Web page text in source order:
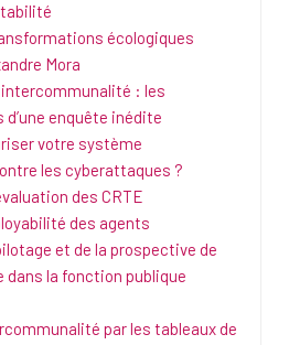
écologiques
Mora
intercommunalité : les
enquête inédite
votre système
les cyberattaques ?
des CRTE
des agents
et de la prospective de
dans la fonction publique
par les tableaux de